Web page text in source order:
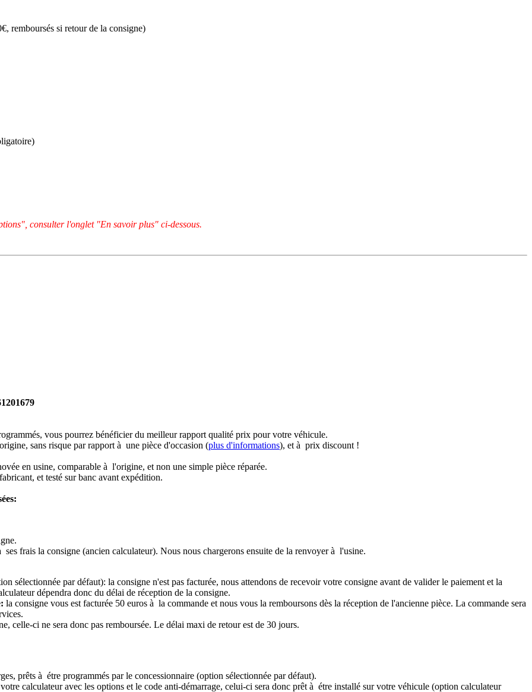
remboursés si retour de la consigne)
consulter l'onglet "En savoir plus" ci-dessous.
vous pourrez bénéficier du meilleur rapport qualité prix pour votre véhicule.
sans risque par rapport à une pièce d'occasion (plus d'informations), et à prix discount !
en usine, comparable à l'origine, et non une simple pièce réparée.
et testé sur banc avant expédition.
frais la consigne (ancien calculateur). Nous nous chargerons ensuite de la renvoyer à l'usine.
sélectionnée par défaut): la consigne n'est pas facturée, nous attendons de recevoir votre consigne avant de valider le paiement et la
dépendra donc du délai de réception de la consigne.
la consigne vous est facturée 50 euros à la commande et nous vous la remboursons dès la réception de l'ancienne pièce. La commande sera
celle-ci ne sera donc pas remboursée. Le délai maxi de retour est de 30 jours.
prêts à étre programmés par le concessionnaire (option sélectionnée par défaut).
calculateur avec les options et le code anti-démarrage, celui-ci sera donc prêt à étre installé sur votre véhicule (option calculateur